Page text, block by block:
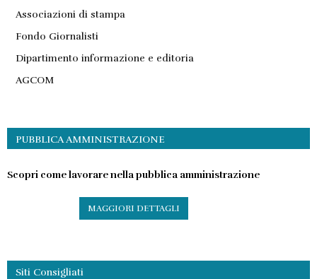
Associazioni di stampa
Fondo Giornalisti
Dipartimento informazione e editoria
AGCOM
PUBBLICA AMMINISTRAZIONE
Scopri come lavorare nella pubblica amministrazione
MAGGIORI DETTAGLI
Siti Consigliati